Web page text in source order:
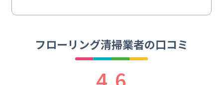
フローリング清掃業者の口コミ